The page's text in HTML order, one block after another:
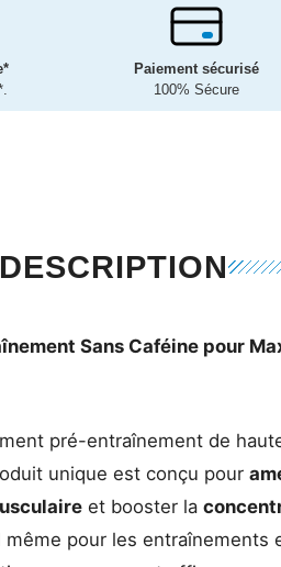
Paiement sécurisé
100% Sécure
Sans Caféine pour
pré-entraînement de
unique est conçu pour
et booster la
pour les entraînements